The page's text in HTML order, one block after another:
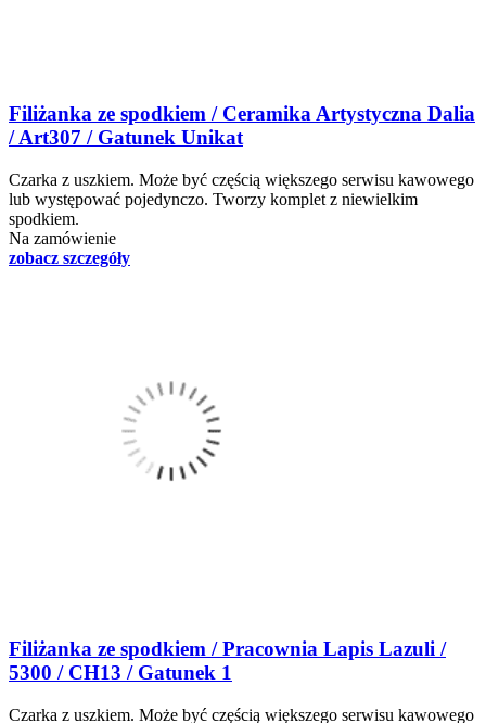
Filiżanka ze spodkiem / Ceramika Artystyczna Dalia
/ Art307 / Gatunek Unikat
Czarka z uszkiem. Może być częścią większego serwisu kawowego
lub występować pojedynczo. Tworzy komplet z niewielkim
spodkiem.
Na zamówienie
zobacz szczegóły
Filiżanka ze spodkiem / Pracownia Lapis Lazuli /
5300 / CH13 / Gatunek 1
Czarka z uszkiem. Może być częścią większego serwisu kawowego